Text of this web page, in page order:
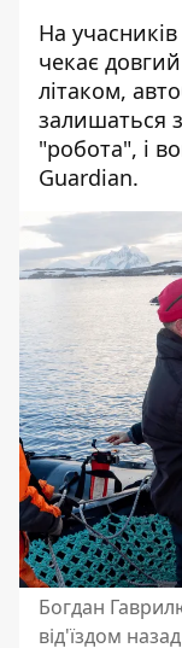
На
чекає
літаком,
залишаться
"робота", і
Guardian.
Богдан
від'їздом